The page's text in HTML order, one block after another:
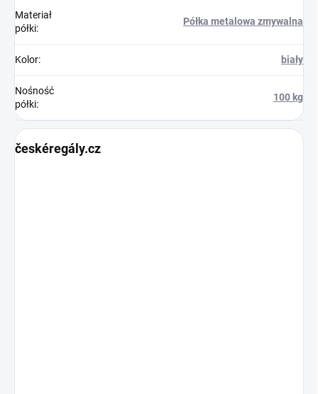
Materiał
półki:
Półka metalowa zmywalna
Kolor: biały
Nośność
półki:
100 kg
českéregály.cz